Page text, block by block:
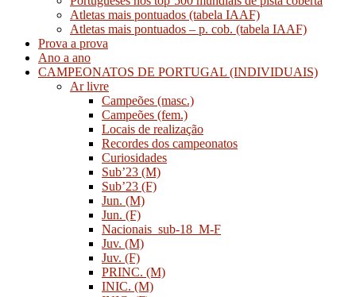
Atletas mais pontuados (tabela IAAF)
Atletas mais pontuados – p. cob. (tabela IAAF)
Prova a prova
Ano a ano
CAMPEONATOS DE PORTUGAL (INDIVIDUAIS)
Ar livre
Campeões (masc.)
Campeões (fem.)
Locais de realização
Recordes dos campeonatos
Curiosidades
Sub’23 (M)
Sub’23 (F)
Jun. (M)
Jun. (F)
Nacionais_sub-18_M-F
Juv. (M)
Juv. (F)
PRINC. (M)
INIC. (M)